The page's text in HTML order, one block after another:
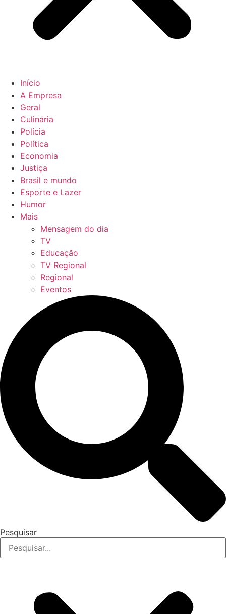
Início
A Empresa
Geral
Culinária
Polícia
Política
Economia
Justiça
Brasil e mundo
Esporte e Lazer
Humor
Mais
Mensagem do dia
TV
Educação
TV Regional
Regional
Eventos
Pesquisar